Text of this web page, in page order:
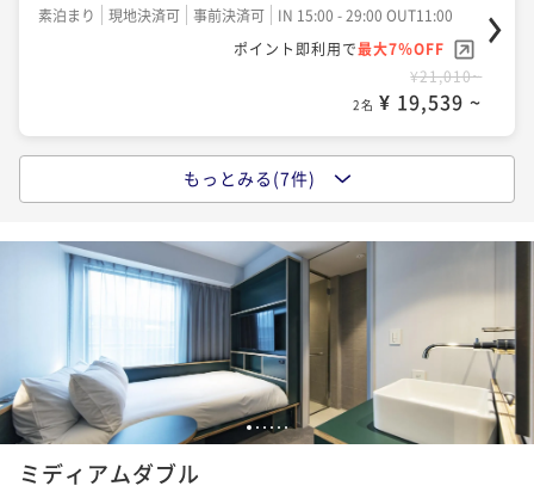
ちとつながるパブリック空間を満喫＜朝食付＞
事前決済可
IN 15:00 - 29:00 OUT11:00
最大7％OFF
¥27,830~
2名 ¥ 25,881 ~
【早期割28】early bird 28＜素泊り＞
素泊まり 現地決済可 事前決済可
IN 15:00 - 29:00 OUT11:00
ポイント即利用で
最大7％OFF
¥31,682~
¥ 29,464 ~
ポイントアップ
【早期割28】early bird 28＜朝食付＞
素泊まり 現地決済可 事前決済可
IN 15:00 - 29:00 OUT11:00
ポイント即利用で最大7％OFF
¥21,010~
2名 ¥ 19,539 ~
【スタンダード】～渋谷駅徒歩5分の好立地～渋谷のま
ちとつながるパブリック空間を満喫＜素泊り＞
素泊まり 現地決済可 事前決済可
IN 15:00 - 29:00 OUT11:00
ポイント即利用で
最大7％OFF
¥23,344~
¥ 21,709 ~
ポイントアップ
【早期割55】early bird 55＜朝食付＞
もっとみる(7件)
12 34 56
ミディアムダブル